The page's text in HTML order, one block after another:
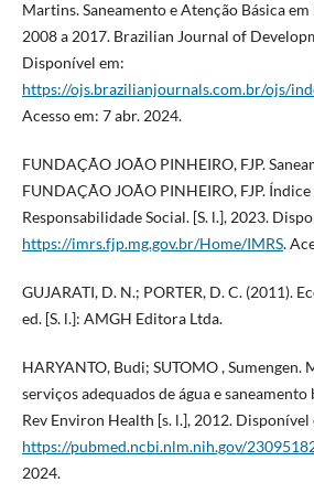
Martins. Saneamento e Atenção Básica
2008 a 2017. Brazilian Journal of
Disponível em:
https://ojs.brazilianjournals.com.br/ojs/
Acesso em: 7 abr. 2024.
FUNDAÇÃO JOÃO PINHEIRO, FJP.
FUNDAÇÃO JOÃO PINHEIRO, FJP.
Responsabilidade Social. [S. l.], 2023.
https://imrs.fjp.mg.gov.br/Home/IMRS.
GUJARATI, D. N.; PORTER, D. C. (2011).
ed. [S. l.]: AMGH Editora Ltda.
HARYANTO, Budi; SUTOMO , Sumengen.
serviços adequados de água e
Rev Environ Health [s. l.], 2012. Disponível
https://pubmed.ncbi.nlm.nih.gov/
2024.